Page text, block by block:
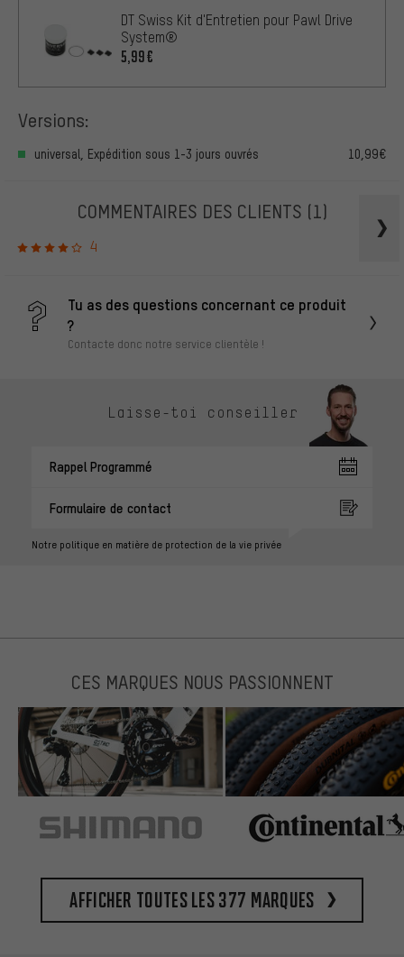
DT Swiss Kit d'Entretien pour Pawl Drive
System®
5,99€
Versions:
universal, Expédition sous 1-3 jours ouvrés 10,99€
COMMENTAIRES DES CLIENTS (1)
4
Tu as des questions concernant ce produit
?
Contacte donc notre service clientèle !
Laisse-toi conseiller
Rappel Programmé
Formulaire de contact
Notre politique en matière de protection de la vie privée
CES MARQUES NOUS PASSIONNENT
Afficher toutes les 377 marques